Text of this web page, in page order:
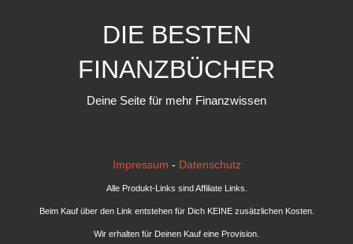
DIE BESTEN
FINANZBÜCHER
Deine Seite für mehr Finanzwissen
Impressum - Datenschutz
Alle Produkt-Links sind Affiliate Links.
Beim Kauf über den Link entstehen für Dich KEINE zusätzlichen Kosten.
Wir erhalten für Deinen Kauf eine Provision.